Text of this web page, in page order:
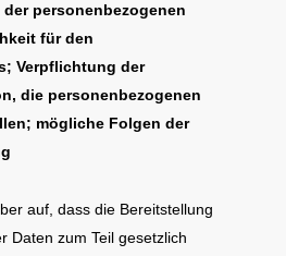
personenbezogenen
für den
Verpflichtung der
die personenbezogenen
mögliche Folgen der
auf, dass die Bereitstellung
Daten zum Teil gesetzlich